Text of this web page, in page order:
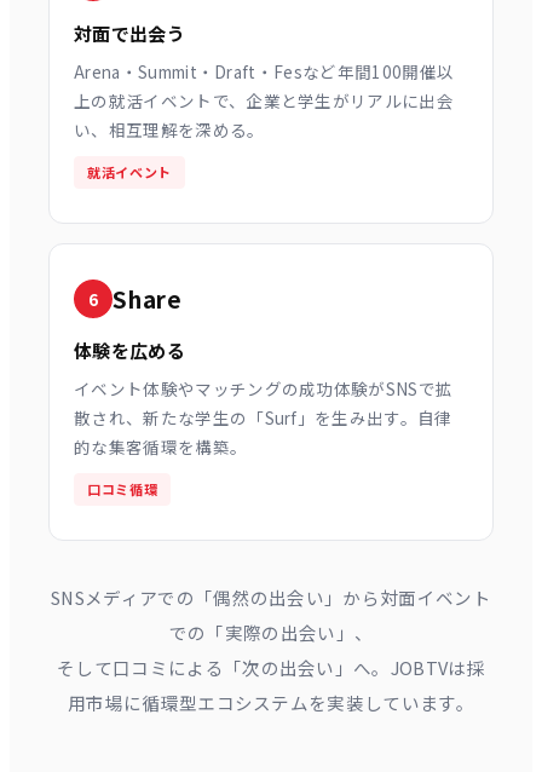
対面で出会う
Arena・Summit・Draft・Fesなど年間100開催以
上の就活イベントで、企業と学生がリアルに出会
い、相互理解を深める。
就活イベント
6 Share
体験を広める
イベント体験やマッチングの成功体験がSNSで拡
散され、新たな学生の「Surf」を生み出す。自律
的な集客循環を構築。
口コミ循環
SNSメディアでの「偶然の出会い」から対面イベント
での「実際の出会い」、
そして口コミによる「次の出会い」へ。JOBTVは採
用市場に循環型エコシステムを実装しています。